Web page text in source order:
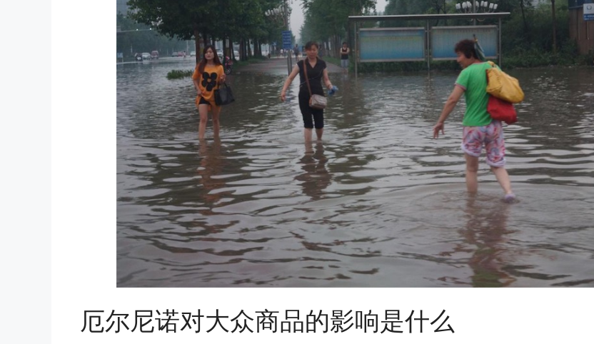
厄尔尼诺对大众商品的影响是什么